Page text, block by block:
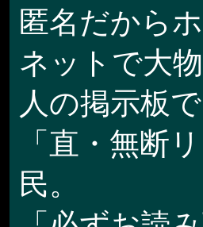
匿名だから
ネットで大
人の掲示板
「直・無断
民。